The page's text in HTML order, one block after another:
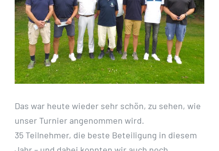
Das war heute wieder sehr schön, zu sehen, wie
unser Turnier angenommen wird.
35 Teilnehmer, die beste Beteiligung in diesem